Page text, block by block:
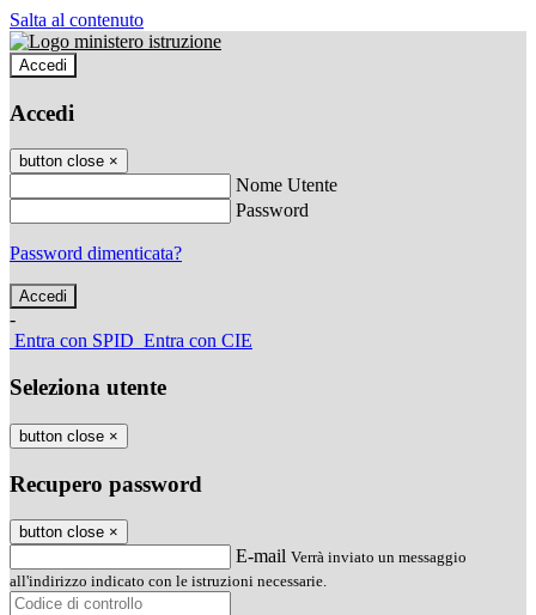
Salta al contenuto
Accedi
Accedi
button close ×
Nome Utente
Password
Password dimenticata?
-
Entra con SPID Entra con CIE
Seleziona utente
button close ×
Recupero password
button close ×
E-mail Verrà inviato un messaggio
all'indirizzo indicato con le istruzioni necessarie.